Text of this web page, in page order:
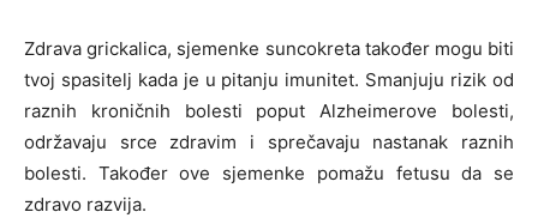
Zdrava grickalica, sjemenke suncokreta također mogu biti
tvoj spasitelj kada je u pitanju imunitet. Smanjuju rizik od
raznih kroničnih bolesti poput Alzheimerove bolesti,
održavaju srce zdravim i sprečavaju nastanak raznih
bolesti. Također ove sjemenke pomažu fetusu da se
zdravo razvija.